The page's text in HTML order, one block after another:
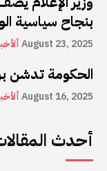
بنجاح سياسية
August 23, 2025
الحكومة تدشن
August 16, 2025
أحدث